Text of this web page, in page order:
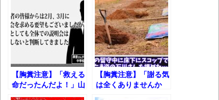
独学で挑んだ2026年二級建築士学科試験結
果速報（仮）
体験談：仕事で同じビルの中に入っている
グループ会社の嫁子 [ほのぼの]
葉月つばさちゃん、昔から見てるんだけど
【胸糞注意】「救える
命だったんだよ！」山
形13歳女児イジメ飛
【胸糞注意】「謝る気
は全くありませんか
ら…」時効後しれっと